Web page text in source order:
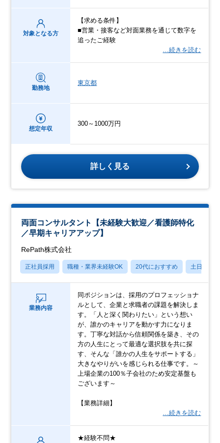
対象となる方
【求める条件】
■営業・接客など対面業務を通じて数字を
追ったご経験
…続きを読む
勤務地
東京都
想定年収
300～1000万円
詳しく見る
両面コンサルタント【未経験大歓迎／看護師特化
／早期キャリアアップ】
RePath株式会社
正社員採用 職種・業界未経験OK 20代におすすめ 土日祝休み
業務内容
同ポジションは、採用のプロフェッショナ
ルとして、企業と求職者の課題を解決しま
す。「人と深く関わりたい」という想い
が、誰かのキャリアを動かす力になりま
す。丁寧な対話から信頼関係を築き、その
方の人生にとって最適な選択肢を共に探
す、そんな「誰かの人生をサポートする」
大きなやりがいを感じられる仕事です。～
上場企業の100％子会社のため安定基盤も
ございます～
【業務詳細】
…続きを読む
★経験不問★